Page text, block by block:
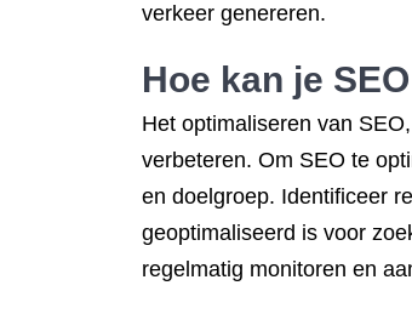
verkeer genereren.
Hoe kan je
Het optimaliseren van
verbeteren. Om SEO te
en doelgroep. Identificeer
geoptimaliseerd is voor
regelmatig monitoren en